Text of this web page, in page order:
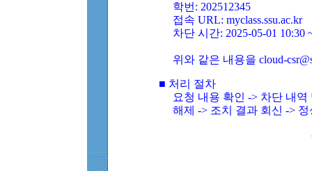
학번: 202512345
접속 URL: myclass.ssu.ac.kr
차단 시간: 2025-05-01 10:30
위와 같은 내용을 cloud-
■ 처리 절차
요청 내용 확인 -> 차단 내
해제 -> 조치 결과 회신 ->